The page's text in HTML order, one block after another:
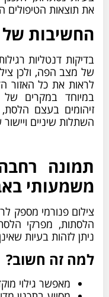
את תוצאות הטיפולים
החשיבות של
בדיקות דנטליות
של מצב הפה, ולכן
לראות את כל האזור
במיוחד במקרים של
זיהומים בעצם הלסת,
השתלות שיניים ויישור
תמונה
משמעותי
צילום פנורמי מספק
הלסתות, מפרקי
ניתן לזהות בעיות
למה זה חשוב?
מאפשר גילוי